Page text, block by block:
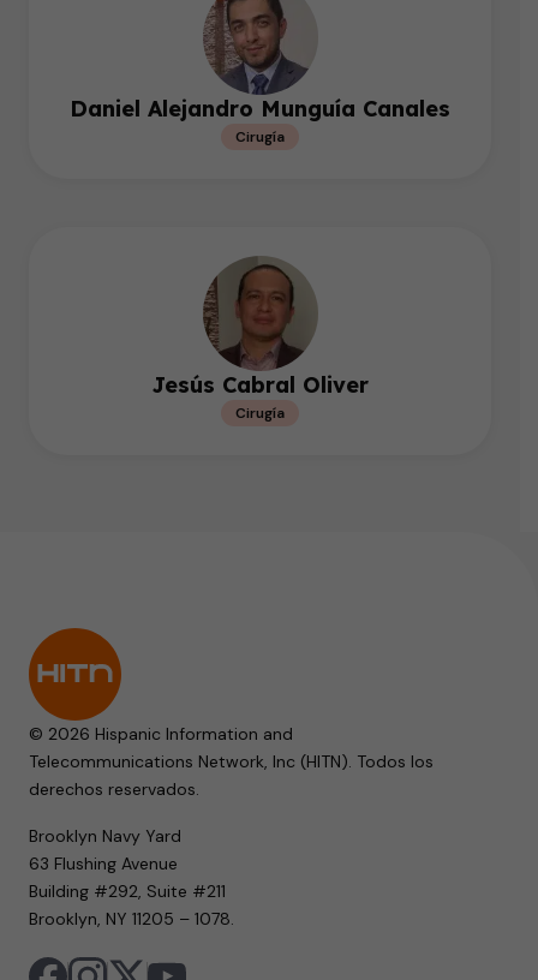
Daniel Alejandro Munguía Canales
Cirugía
Jesús Cabral Oliver
Cirugía
© 2026 Hispanic Information and
Telecommunications Network, Inc (HITN). Todos los
derechos reservados.
Brooklyn Navy Yard
63 Flushing Avenue
Building #292, Suite #211
Brooklyn, NY 11205 – 1078.